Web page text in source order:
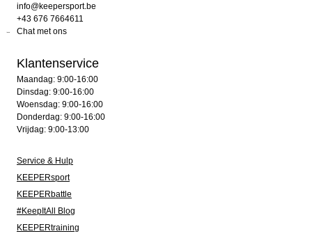
info@keepersport.be
+43 676 7664611
Chat met ons
Klantenservice
Maandag: 9:00-16:00
Dinsdag: 9:00-16:00
Woensdag: 9:00-16:00
Donderdag: 9:00-16:00
Vrijdag: 9:00-13:00
Service & Hulp
KEEPERsport
KEEPERbattle
#KeepItAll Blog
KEEPERtraining